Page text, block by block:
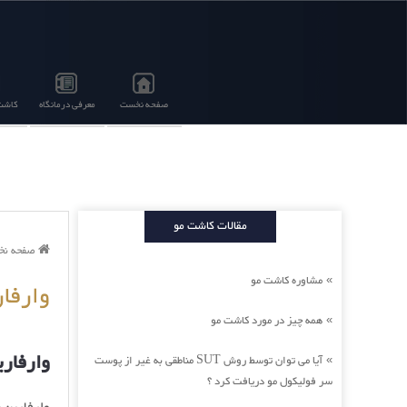
صفحه نخست معرفی درمانگاه
صفحه
مقالات کاشت مو
» مشاوره کاشت مو
» همه چیز در مورد کاشت مو
»
آیا می توان توسط روش SUT مناطقی به غیر از پوست
سر فولیکول مو دریافت کرد ؟